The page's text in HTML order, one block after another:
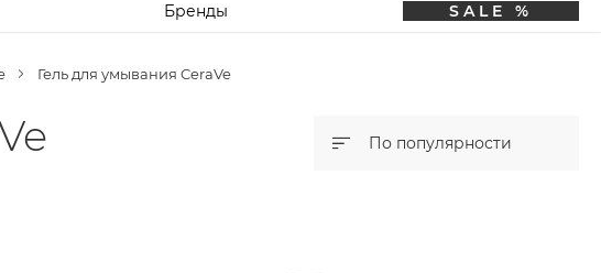
Бренды SALE %
Гель для умывания CeraVe
По популярности